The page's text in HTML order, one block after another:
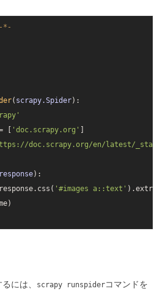
*-
( scrapy.Spider):
[
'doc.scrapy.org'
doc.scrapy.org/en/latest/_static/
):
'#images a::text'
には、 scrapy runspiderコマンドを